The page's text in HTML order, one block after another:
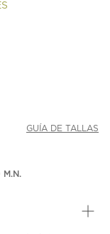
GUÍA DE TALLAS